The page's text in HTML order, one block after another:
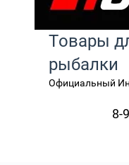
Товары
рыбалки
Официальный
8-